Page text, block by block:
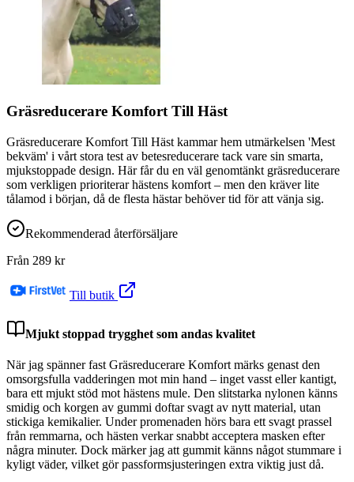
Gräsreducerare Komfort Till Häst
Gräsreducerare Komfort Till Häst kammar hem utmärkelsen 'Mest
bekväm' i vårt stora test av betesreducerare tack vare sin smarta,
mjukstoppade design. Här får du en väl genomtänkt gräsreducerare
som verkligen prioriterar hästens komfort – men den kräver lite
tålamod i början, då de flesta hästar behöver tid för att vänja sig.
Rekommenderad återförsäljare
Från 289 kr
Till butik
Mjukt stoppad trygghet som andas kvalitet
När jag spänner fast Gräsreducerare Komfort märks genast den
omsorgsfulla vadderingen mot min hand – inget vasst eller kantigt,
bara ett mjukt stöd mot hästens mule. Den slitstarka nylonen känns
smidig och korgen av gummi doftar svagt av nytt material, utan
stickiga kemikalier. Under promenaden hörs bara ett svagt prassel
från remmarna, och hästen verkar snabbt acceptera masken efter
några minuter. Dock märker jag att gummit känns något stummare i
kyligt väder, vilket gör passformsjusteringen extra viktig just då.